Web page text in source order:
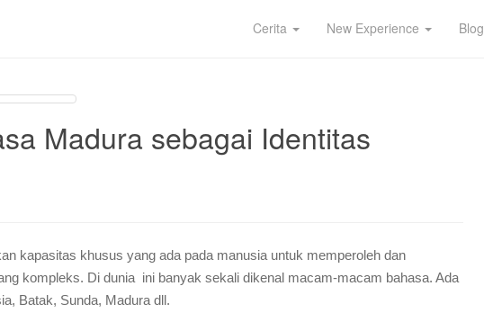
Cerita New Experience Blog
Madura sebagai Identitas
kapasitas khusus yang ada pada manusia untuk memperoleh dan
kompleks. Di dunia ini banyak sekali dikenal macam-macam bahasa. Ada
Batak, Sunda, Madura dll.